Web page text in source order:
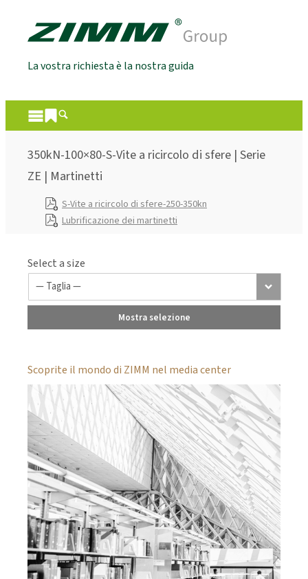
La vostra richiesta è la nostra guida
350kN-100×80-S-Vite a ricircolo di sfere | Serie
ZE | Martinetti
S-Vite a ricircolo di sfere-250-350kn
Lubrificazione dei martinetti
Select a size
Mostra selezione
Scoprite il mondo di ZIMM nel media center